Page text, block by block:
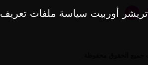
أوربيت سياسة ملفات تعريف